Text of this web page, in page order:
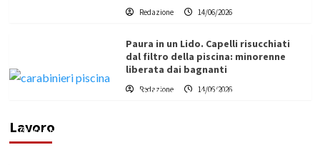
Redazione 14/06/2026
Paura in un Lido. Capelli risucchiati
dal filtro della piscina: minorenne
liberata dai bagnanti
Redazione 14/06/2026
Lavoro
Vino in Italia: il giro d’affari contribuisce
Filippo Cardinale